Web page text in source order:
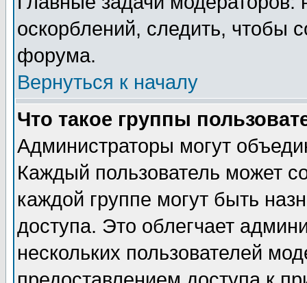
оскорблений, следить, чтобы
форума.
Вернуться к началу
Что такое группы
Администраторы могут
Каждый пользователь может
каждой группе могут быть
доступа. Это облегчает
нескольких пользователей